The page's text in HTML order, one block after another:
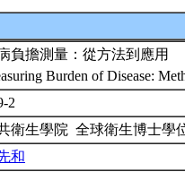
負擔測量：從方法到應用
Burden of Disease:
2
衛生學院 全球衛生博士學
和